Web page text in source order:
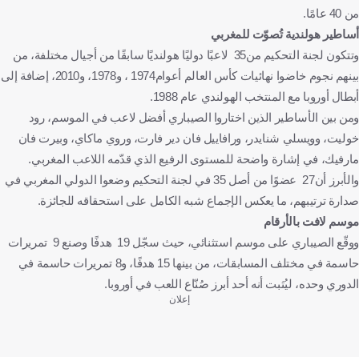
من 40 عامًا.
أساطير هولندية تُصوّت للمغربي
وتتكون لجنة التحكيم من35 لاعبًا دوليًا هولنديًا سابقًا من أجيال مختلفة، من
بينهم نجوم خاضوا نهائيات كأس العالم أعوام1974 ، و1978، و2010، إضافة إلى
أبطال أوروبا مع المنتخب الهولندي عام 1988.
ومن بين الأساطير الذين اختاروا الصيباري أفضل لاعب في الموسم، رود
خوليت، وويسلي شنايدر، ورافاييل فان دير فارت، وروي ماكاي، وبيرت فان
مارفيك، في إشارة واضحة للمستوى الرفيع الذي قدّمه اللاعب المغربي.
والأبرز أن27 عضوًا من أصل 35 في لجنة التحكيم وضعوا الدولي المغربي في
صدارة ترتيبهم، ما يعكس الإجماع شبه الكامل على استحقاقه للجائزة.
موسم لافت بالأرقام
ووقّع الصيباري على موسم استثنائي، حيث سجّل 19 هدفًا وصنع 9 تمريرات
حاسمة في مختلف المسابقات، من بينها 15 هدفًا، و8 تمريرات حاسمة في
الدوري وحده، ليُثبت أنه أحد أبرز صُنّاع اللعب في أوروبا.
إعلان